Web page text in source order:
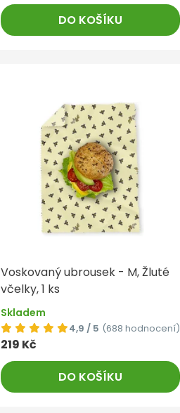
DO KOŠÍKU
Voskovaný ubrousek - M, Žluté
včelky, 1 ks
Skladem
4,9 / 5 (688 hodnocení)
219 Kč
DO KOŠÍKU